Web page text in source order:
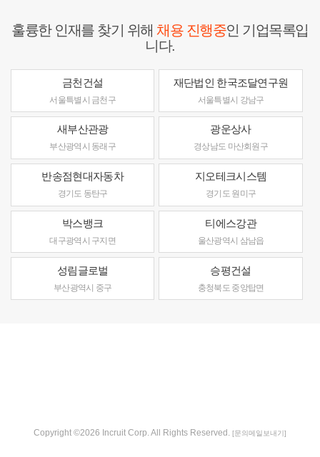
훌륭한 인재를 찾기 위해채용 진행중인 기업목록입
니다.
금천건설
서울특별시 금천구
재단법인 한국조달연구원
서울특별시 강남구
새부산관광
부산광역시 동래구
광운상사
경상남도 마산회원구
반송점현대자동차
경기도 동탄구
지오테크시스템
경기도 원미구
박스뱅크
대구광역시 구지면
티에스강관
울산광역시 삼남읍
성림글로벌
부산광역시 중구
승평건설
충청북도 중앙탑면
Copyright ©2026 Incruit Corp. All Rights Reserved. [문의메일보내기]